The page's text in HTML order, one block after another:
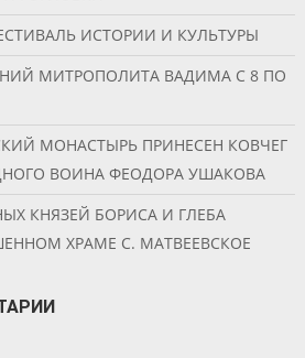
ИСТОРИИ И КУЛЬТУРЫ
МИТРОПОЛИТА ВАДИМА С 8 ПО
МОНАСТЫРЬ ПРИНЕСЕН КОВЧЕГ
ВОИНА ФЕОДОРА УШАКОВА
КНЯЗЕЙ БОРИСА И ГЛЕБА
ХРАМЕ С. МАТВЕЕВСКОЕ